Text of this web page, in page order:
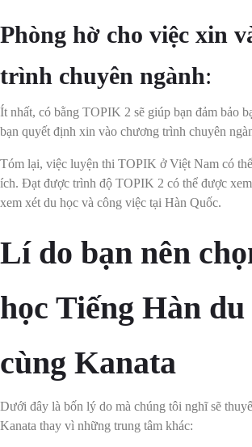
Phòng hờ cho việc xin
trình chuyên ngành:
Ít nhất, có bằng TOPIK 2 sẽ giúp bạn đảm bảo
bạn quyết định xin vào chương trình chuyên
Tóm lại, việc luyện thi TOPIK ở Việt Nam có
ích. Đạt được trình độ TOPIK 2 có thể được xem
xem xét du học và công việc tại Hàn Quốc.
Lí do bạn nên
học Tiếng Hàn du
cùng Kanata
Dưới đây là bốn lý do mà chúng tôi nghĩ sẽ
Kanata thay vì những trung tâm khác: